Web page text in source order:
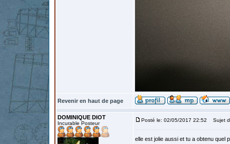
Revenir en haut de page
DOMINIQUE DIOT
Incurable Posteur
Posté le: 02/05/2017 22:52 Sujet
elle est jolie aussi et tu a obtenu quel